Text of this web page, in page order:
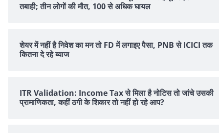
तबाही; तीन लोगों की मौत, 100 से अधिक घायल
शेयर में नहीं है न‍िवेश का मन तो FD में लगाइए पैसा, PNB से ICICI तक
क‍ितना दे रहे ब्‍याज
ITR Validation: Income Tax से मिला है नोटिस तो जांचे उसकी
प्रामाणिकता, कहीं ठगी के शिकार तो नहीं हो रहे आप?